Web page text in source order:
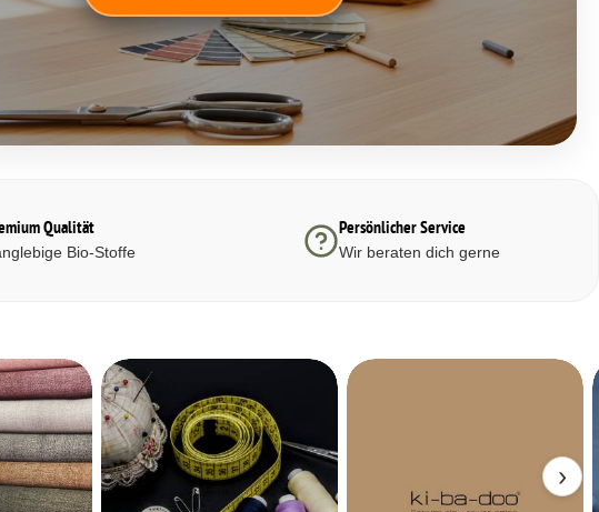
Qualität
Bio-Stoffe
Persönlicher Service
Wir beraten dich gerne
›